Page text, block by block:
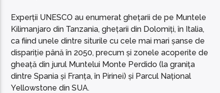
Experții UNESCO au enumerat ghețarii de pe Muntele
Kilimanjaro din Tanzania, ghețarii din Dolomiți, în Italia,
ca fiind unele dintre siturile cu cele mai mari șanse de
dispariție până în 2050, precum și zonele acoperite de
gheață din jurul Muntelui Monte Perdido (la granița
dintre Spania și Franța, în Pirinei) și Parcul Național
Yellowstone din SUA.